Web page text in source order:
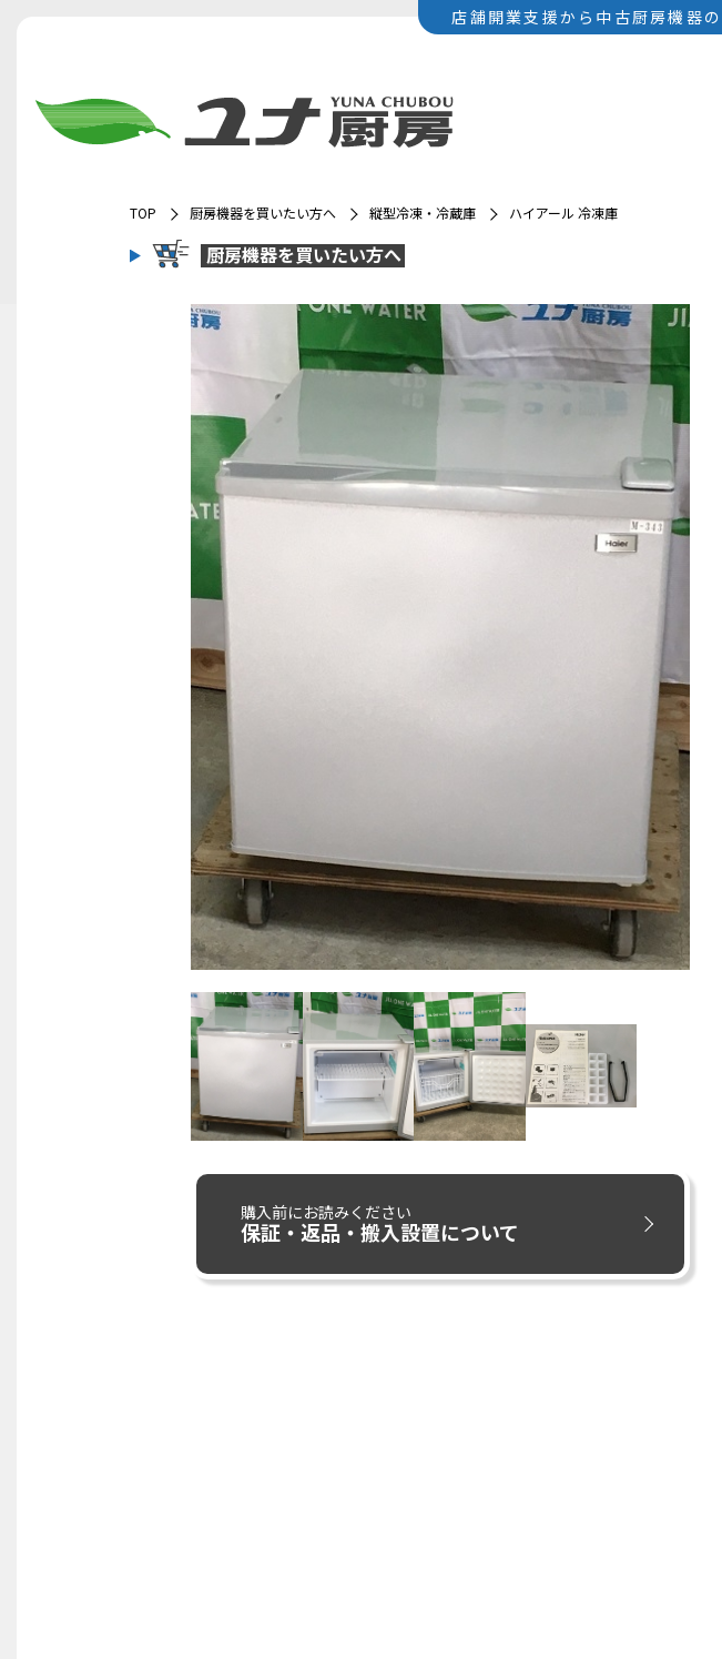
店舗開業支援から中古厨房機器の
TOP 厨房機器を買いたい方へ 縦型冷凍・冷蔵庫 ハイアール 冷凍庫
厨房機器を買いたい方へ
購入前にお読みください
保証・返品・搬入設置について